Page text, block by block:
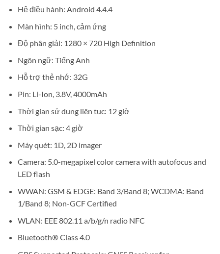
Hệ điều hành: Android 4.4.4
Màn hình: 5 inch, cảm ứng
Độ phân giải: 1280 × 720 High Definition
Ngôn ngữ: Tiếng Anh
Hỗ trợ thẻ nhớ: 32G
Pin: Li-Ion, 3.8V, 4000mAh
Thời gian sử dụng liên tục: 12 giờ
Thời gian sạc: 4 giờ
Máy quét: 1D, 2D imager
Camera: 5.0-megapixel color camera with autofocus and
LED flash
WWAN: GSM & EDGE: Band 3/Band 8; WCDMA: Band
1/Band 8; Non-GCF Certified
WLAN: EEE 802.11 a/b/g/n radio NFC
Bluetooth® Class 4.0